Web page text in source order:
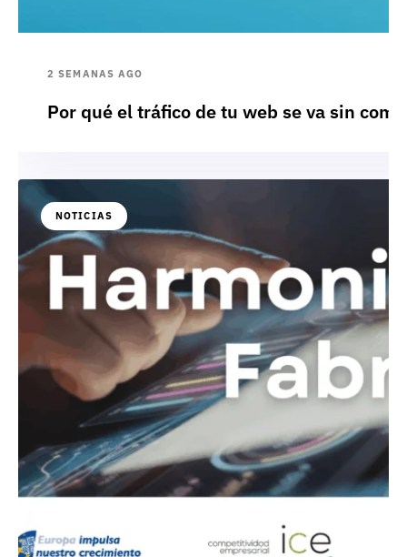
2 SEMANAS AGO
Por qué el tráfico de tu web se va sin
NOTICIAS